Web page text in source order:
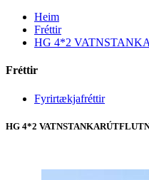
Heim
Fréttir
HG 4*2
Fréttir
Fyrirtækjafréttir
HG 4*2